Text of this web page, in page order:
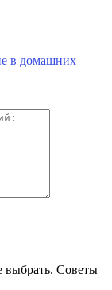
в домашних